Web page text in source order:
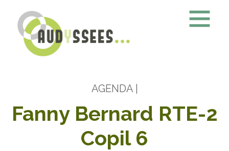
AGENDA|
Fanny Bernard RTE-2
Copil 6